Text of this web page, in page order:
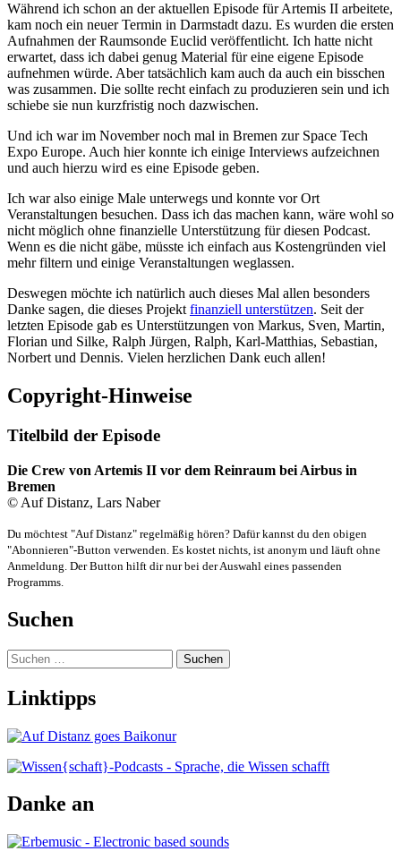
Während ich schon an der aktuellen Episode für Artemis II arbeitete,
kam noch ein neuer Termin in Darmstadt dazu. Es wurden die ersten
Aufnahmen der Raumsonde Euclid veröffentlicht. Ich hatte nicht
erwartet, dass ich dabei genug Material für eine eigene Episode
aufnehmen würde. Aber tatsächlich kam auch da auch ein bisschen
was zusammen. Die sollte recht einfach zu produzieren sein und ich
schiebe sie nun kurzfristig noch dazwischen.
Und ich war im November noch mal in Bremen zur Space Tech
Expo Europe. Auch hier konnte ich einige Interviews aufzeichnen
und auch hierzu wird es eine Episode geben.
Ich war also einige Male unterwegs und konnte vor Ort
Veranstaltungen besuchen. Dass ich das machen kann, wäre wohl so
nicht möglich ohne finanzielle Unterstützung für diesen Podcast.
Wenn es die nicht gäbe, müsste ich einfach aus Kostengründen viel
mehr filtern und einige Veranstaltungen weglassen.
Deswegen möchte ich natürlich auch dieses Mal allen besonders
Danke sagen, die dieses Projekt finanziell unterstützen. Seit der
letzten Episode gab es Unterstützungen von Markus, Sven, Martin,
Florian und Silke, Ralph Jürgen, Ralph, Karl-Matthias, Sebastian,
Norbert und Dennis. Vielen herzlichen Dank euch allen!
Copyright-Hinweise
Titelbild der Episode
Die Crew von Artemis II vor dem Reinraum bei Airbus in
Bremen
© Auf Distanz, Lars Naber
Du möchtest "Auf Distanz" regelmäßig hören? Dafür kannst du den obigen
"Abonnieren"-Button verwenden. Es kostet nichts, ist anonym und läuft ohne
Anmeldung. Der Button hilft dir nur bei der Auswahl eines passenden
Programms.
Suchen
Suchen
nach:
Linktipps
Danke an